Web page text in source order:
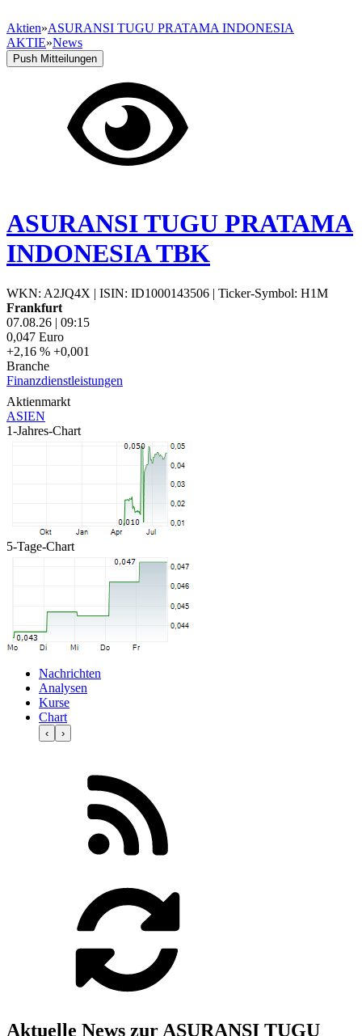
Aktien»ASURANSI TUGU PRATAMA INDONESIA
AKTIE»News
Push Mitteilungen
ASURANSI TUGU PRATAMA
INDONESIA TBK
WKN: A2JQ4X | ISIN: ID1000143506 | Ticker-Symbol: H1M
Frankfurt
07.08.26 | 09:15
0,047 Euro
+2,16 % +0,001
Branche
Finanzdienstleistungen
Aktienmarkt
ASIEN
1-Jahres-Chart
5-Tage-Chart
Nachrichten
Analysen
Kurse
Chart
‹ ›
Aktuelle News zur ASURANSI TUGU